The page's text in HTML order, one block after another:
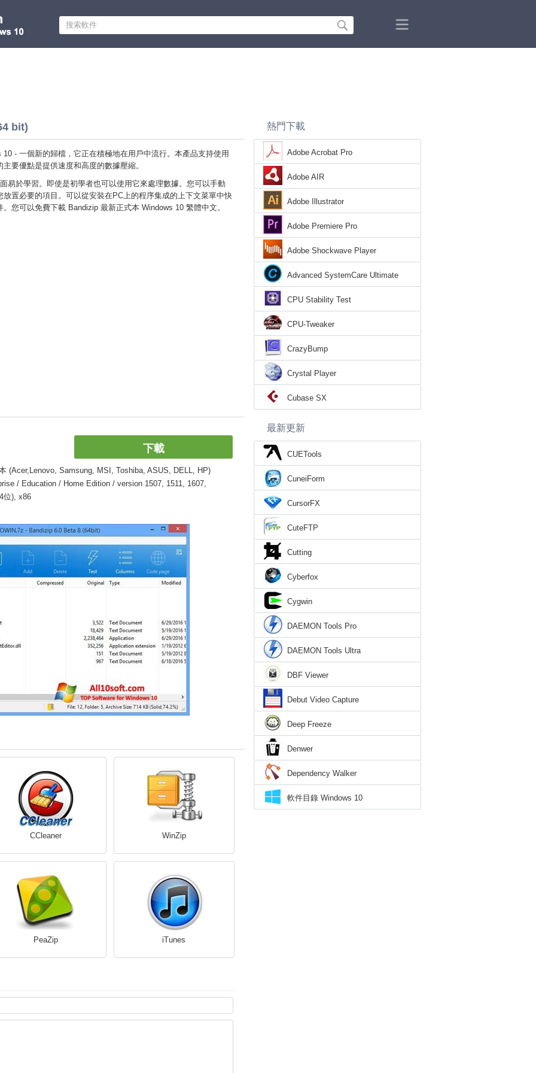
bit)
10 - 一個新的歸檔，它正在積極地在用戶中流行。本產品支持使用
要優點是提供速度和高度的數據壓縮。
易於學習。即使是初學者也可以使用它來處理數據。您可以手動
放置必要的項目。可以從安裝在PC上的程序集成的上下文菜單中快
您可以免費下載 Bandizip 最新正式本 Windows 10 繁體中文。
下載
(Acer,Lenovo, Samsung, MSI, Toshiba, ASUS, DELL, HP)
/ Education / Home Edition / version 1507, 1511, 1607,
位), x86
CCleaner WinZip
PeaZip iTunes
熱門下載
Adobe Acrobat Pro
Adobe AIR
Adobe Illustrator
Adobe Premiere Pro
Adobe Shockwave Player
Advanced SystemCare Ultimate
CPU Stability Test
CPU-Tweaker
CrazyBump
Crystal Player
Cubase SX
最新更新
CUETools
CuneiForm
CursorFX
CuteFTP
Cutting
Cyberfox
Cygwin
DAEMON Tools Pro
DAEMON Tools Ultra
DBF Viewer
Debut Video Capture
Deep Freeze
Denwer
Dependency Walker
軟件目錄 Windows 10